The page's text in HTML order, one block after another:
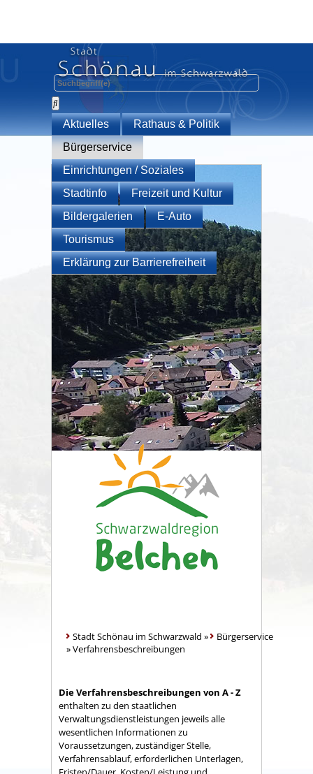
Aktuelles
Rathaus & Politik
Bürgerservice
Einrichtungen / Soziales
Stadtinfo
Freizeit und Kultur
Bildergalerien
E-Auto
Tourismus
Erklärung zur Barrierefreiheit
Stadt Schönau im Schwarzwald »
Bürgerservice
»Verfahrensbeschreibungen
Die Verfahrensbeschreibungen von A - Z
enthalten zu den staatlichen
Verwaltungsdienstleistungen jeweils alle
wesentlichen Informationen zu
Voraussetzungen, zuständiger Stelle,
Verfahrensablauf, erforderlichen Unterlagen,